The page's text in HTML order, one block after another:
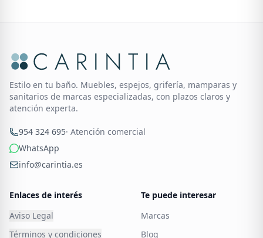
Estilo en tu baño. Muebles, espejos, grifería, mamparas y
sanitarios de marcas especializadas, con plazos claros y
atención experta.
954 324 695· Atención comercial
WhatsApp
info@carintia.es
Enlaces de interés
Aviso Legal
Términos y condiciones
Te puede interesar
Marcas
Blog